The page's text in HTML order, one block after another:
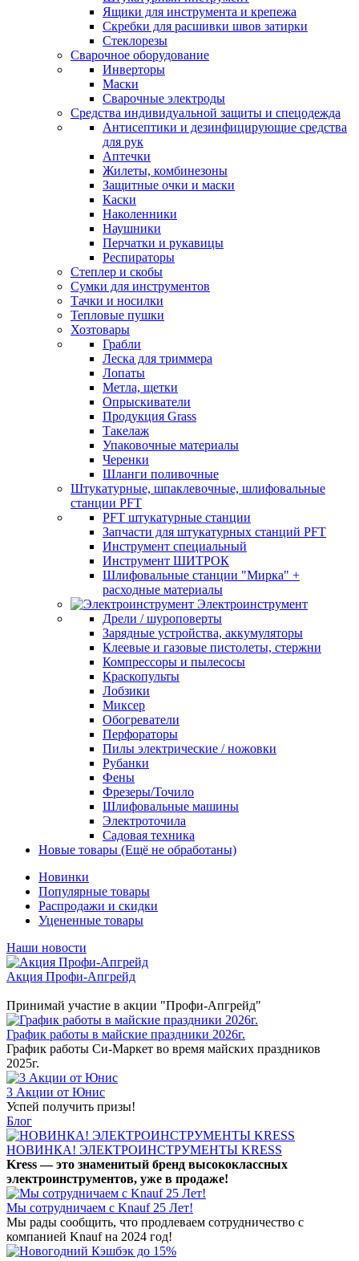
Ящики для инструмента и крепежа
Скребки для расшивки швов затирки
Стеклорезы
Сварочное оборудование
Инверторы
Маски
Сварочные электроды
Средства индивидуальной защиты и спецодежда
Антисептики и дезинфицирующие средства
для рук
Аптечки
Жилеты, комбинезоны
Защитные очки и маски
Каски
Наколенники
Наушники
Перчатки и рукавицы
Респираторы
Степлер и скобы
Сумки для инструментов
Тачки и носилки
Тепловые пушки
Хозтовары
Грабли
Леска для триммера
Лопаты
Метла, щетки
Опрыскиватели
Продукция Grass
Такелаж
Упаковочные материалы
Черенки
Шланги поливочные
Штукатурные, шпаклевочные, шлифовальные
станции PFT
PFT штукатурные станции
Запчасти для штукатурных станций PFT
Инструмент специальный
Инструмент ШИТРОК
Шлифовальные станции "Мирка" +
расходные материалы
Электроинструмент
Дрели / шуроповерты
Зарядные устройства, аккумуляторы
Клеевые и газовые пистолеты, стержни
Компрессоры и пылесосы
Краскопульты
Лобзики
Миксер
Обогреватели
Перфораторы
Пилы электрические / ножовки
Рубанки
Фены
Фрезеры/Точило
Шлифовальные машины
Электроточила
Садовая техника
Новые товары (Ещё не обработаны)
Новинки
Популярные товары
Распродажи и скидки
Уцененные товары
Наши новости
Акция Профи-Апгрейд
Принимай участие в акции "Профи-Апгрейд"
График работы в майские праздники 2026г.
График работы Си-Маркет во время майских праздников
2025г.
3 Акции от Юнис
Успей получить призы!
Блог
НОВИНКА! ЭЛЕКТРОИНСТРУМЕНТЫ KRESS
Kress — это знаменитый бренд высококлассных
электроинструментов, уже в продаже!
Мы сотрудничаем с Knauf 25 Лет!
Мы рады сообщить, что продлеваем сотрудничество с
компанией Knauf на 2024 год!